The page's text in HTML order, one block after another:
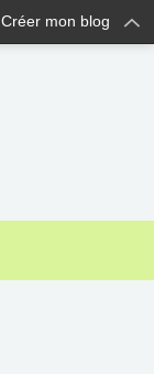
Créer mon blog